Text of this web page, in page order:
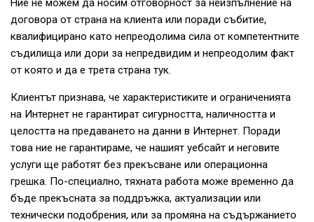
Ние не можем да носим отговорност за неизпълнение на
договора от страна на клиента или поради събитие,
квалифицирано като непреодолима сила от компетентните
съдилища или дори за непредвидим и непреодолим факт
от която и да е трета страна тук.
Клиентът признава, че характеристиките и ограниченията
на Интернет не гарантират сигурността, наличността и
целостта на предаването на данни в Интернет. Поради
това ние не гарантираме, че нашият уебсайт и неговите
услуги ще работят без прекъсване или операционна
грешка. По-специално, тяхната работа може временно да
бъде прекъсната за поддръжка, актуализации или
технически подобрения, или за промяна на съдържанието